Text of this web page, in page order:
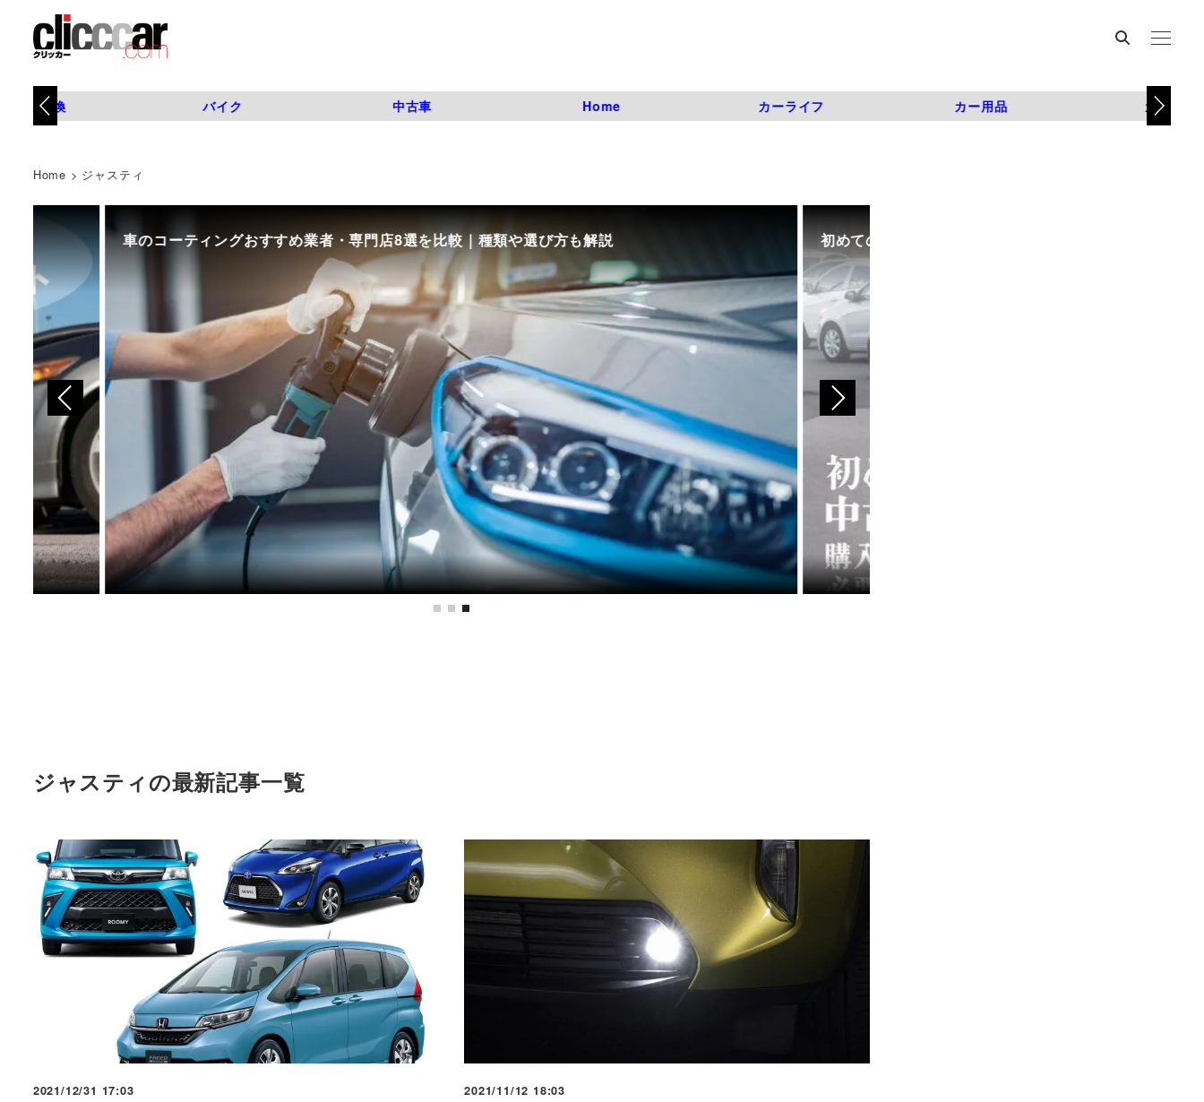
タイヤ交換 バイク 中古車 Home カーライフ カー用品 カスタム
Home > ジャスティ
車のコーティングおすすめ業者・専門店8選を比較｜種類や選び方も解説 初めての中古車選び、購入時の流れや必要な書類などに
ジャスティの最新記事一覧
2021/12/31 17:03 2021/11/12 18:03